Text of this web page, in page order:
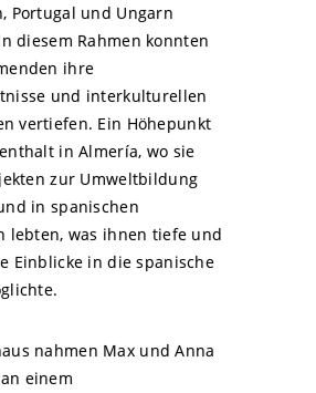
Portugal und Ungarn
diesem Rahmen konnten
ihre
und interkulturellen
vertiefen. Ein Höhepunkt
in Almería, wo sie
zur Umweltbildung
in spanischen
lebten, was ihnen tiefe und
Einblicke in die spanische
nahmen Max und Anna
einem